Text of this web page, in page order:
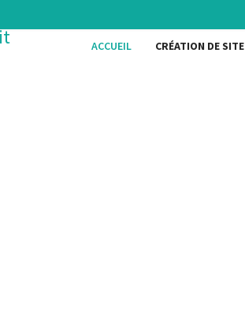
ACCUEIL CRÉATION DE SITE